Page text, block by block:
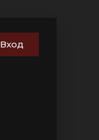
Вход